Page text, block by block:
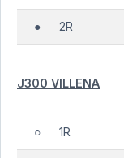
● 2R
J300 VILLENA
○ 1R